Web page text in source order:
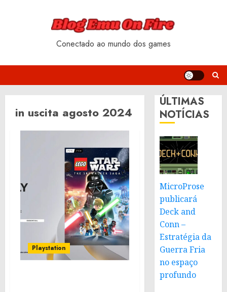
Conectado ao mundo dos games
in uscita agosto 2024
Playstation
ÚLTIMAS
NOTÍCIAS
MicroProse
publicará
Deck and
Conn –
Estratégia da
Guerra Fria
no espaço
profundo